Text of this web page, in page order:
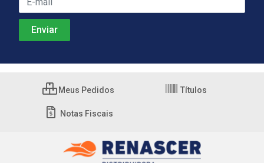
Meus Pedidos Títulos
Notas Fiscais